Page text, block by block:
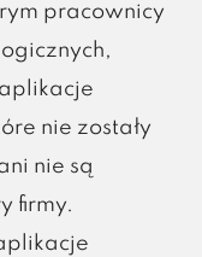
pracownicy
nie zostały
nie są
firmy.